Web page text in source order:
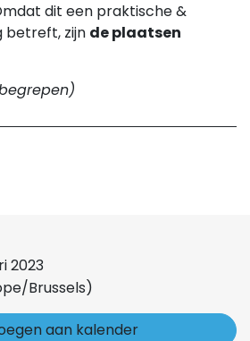
dit een praktische &
betreft, zijn de plaatsen
2023
Brussels)
aan kalender